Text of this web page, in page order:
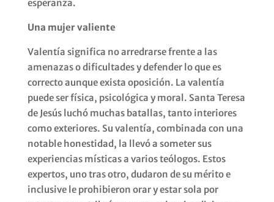
esperanza.
Una mujer valiente
Valentía significa no arredrarse frente a las
amenazas o dificultades y defender lo que es
correcto aunque exista oposición. La valentía
puede ser física, psicológica y moral. Santa Teresa
de Jesús luchó muchas batallas, tanto interiores
como exteriores. Su valentía, combinada con una
notable honestidad, la llevó a someter sus
experiencias místicas a varios teólogos. Estos
expertos, uno tras otro, dudaron de su mérito e
inclusive le prohibieron orar y estar sola por